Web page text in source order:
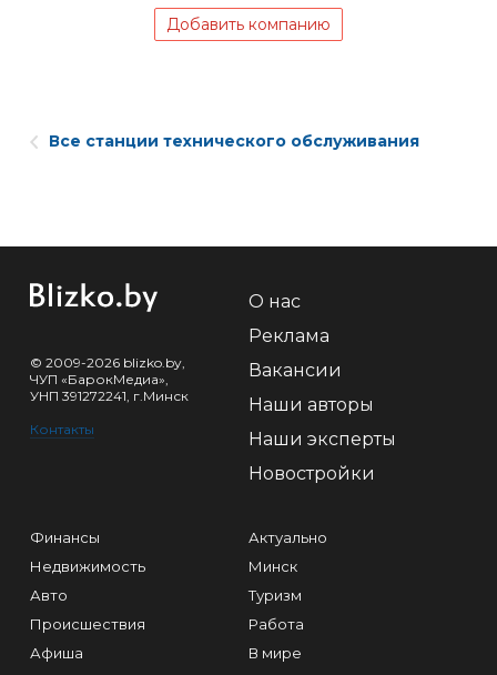
Добавить компанию
Все станции технического обслуживания
© 2009-2026 blizko.by,
ЧУП «БарокМедиа»,
УНП 391272241, г.Минск
Контакты
О нас
Реклама
Вакансии
Наши авторы
Наши эксперты
Новостройки
Финансы
Недвижимость
Авто
Происшествия
Афиша
Актуально
Минск
Туризм
Работа
В мире